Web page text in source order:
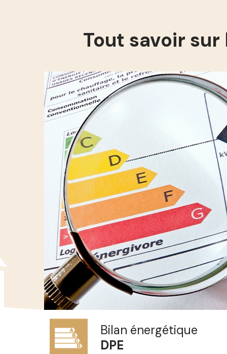
Tout savoir
Diagnostic
PLOMB